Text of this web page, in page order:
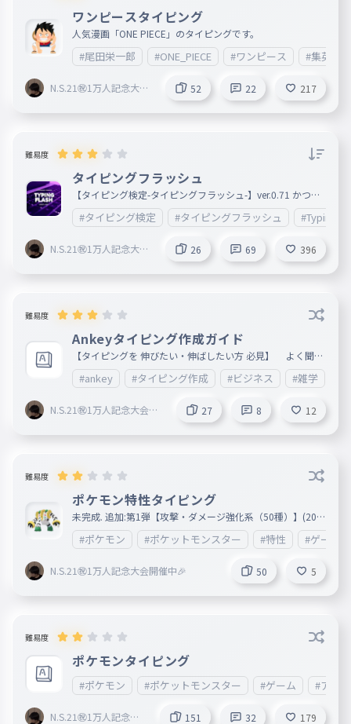
ワンピースタイピング
人気漫画「ONE PIECE」のタイピングです。
#尾田栄一郎 #ONE_PIECE #ワンピース #集英社
N.S.21㊗︎1万人記念大会
52 22 217
難易度
タイピングフラッシュ
【タイピング検定-タイピングフラッシュ-】ver.0.71 かつて
のタイピングフラッシュに近づけました！文章はまだまだ未
完成です 【~スコアと階級~】 [特]-4000+pt (1)0.7 [一
]-3500+pt (1)0.7 [準1]-3000+pt (3)2.0 [二]-2500+pt
(5)3.4 [準2]-2000+pt (16)10.7 [三]-1500+pt (39)26.
1 [四]-1000+pt (80)53.7 [五]-500+pt (125)83.9 [無]
#タイピング検定 #タイピングフラッシュ
N.S.21㊗︎1万人記念大会
26 69 396
難易度
Ankeyタイピング作成ガイド
【タイピングを 伸びたい・伸ばしたい方 必見】 よく聞か
れるのでまとめてタイピングにしちゃいました！参考にして
いただければ幸いです。 この他にも意識していることがこ
のタイピングだけでも5つほどあります。もし気づいたら教
えてください！
#ankey #タイピング作成 #ビジネス #雑学
N.S.21㊗︎1万人記念大会開
27 8 12
難易度
ポケモン特性タイピング
未完成. 追加:第1弾【攻撃・ダメージ強化系（50種）】(202
6/04/04)
#ポケモン #ポケットモンスター #特性 #ゲーム
N.S.21㊗︎1万人記念大会開催中🎉 50 5
難易度
ポケモンタイピング
#ポケモン #ポケットモンスター #ゲーム #アニメ
N.S.21㊗︎1万人記念大
151 32 179